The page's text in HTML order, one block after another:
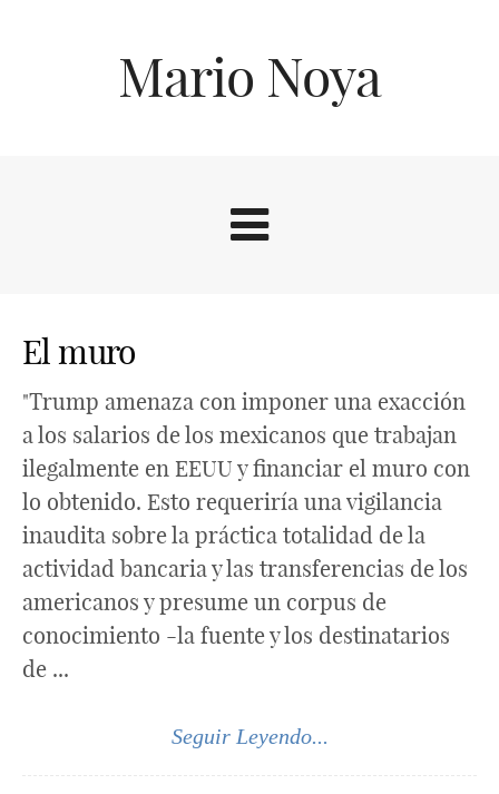
Mario Noya
El muro
"Trump amenaza con imponer una exacción
a los salarios de los mexicanos que trabajan
ilegalmente en EEUU y financiar el muro con
lo obtenido. Esto requeriría una vigilancia
inaudita sobre la práctica totalidad de la
actividad bancaria y las transferencias de los
americanos y presume un corpus de
conocimiento -la fuente y los destinatarios
de ...
Seguir Leyendo...